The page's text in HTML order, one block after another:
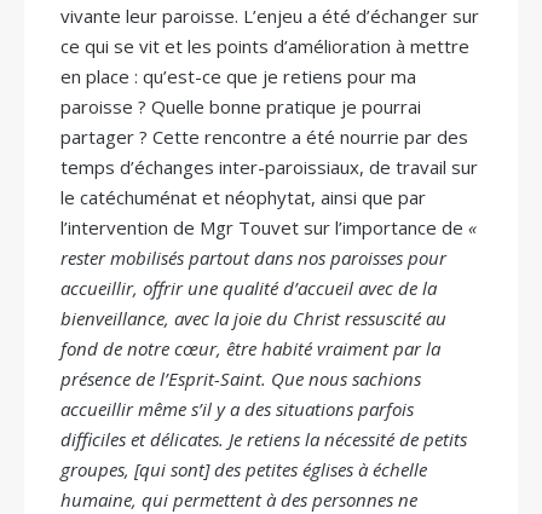
vivante leur paroisse. L’enjeu a été d’échanger sur
ce qui se vit et les points d’amélioration à mettre
en place : qu’est-ce que je retiens pour ma
paroisse ? Quelle bonne pratique je pourrai
partager ? Cette rencontre a été nourrie par des
temps d’échanges inter-paroissiaux, de travail sur
le catéchuménat et néophytat, ainsi que par
l’intervention de Mgr Touvet sur l’importance de «
rester mobilisés partout dans nos paroisses pour
accueillir, offrir une qualité d’accueil avec de la
bienveillance, avec la joie du Christ ressuscité au
fond de notre cœur, être habité vraiment par la
présence de l’Esprit-Saint. Que nous sachions
accueillir même s’il y a des situations parfois
difficiles et délicates. Je retiens la nécessité de petits
groupes, [qui sont] des petites églises à échelle
humaine, qui permettent à des personnes ne